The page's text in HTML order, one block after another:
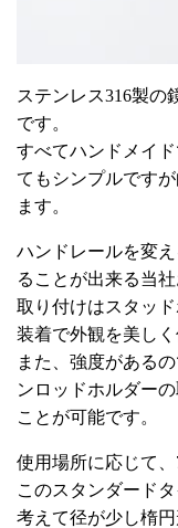
ステンレス316製の
です。
すべてハンドメイ
てもシンプルです
ます。
ハンドレールを変
ることが出来る当
取り付けはスタッ
装着で外観を美し
また、強度がある
ンロッドホルダー
ことが可能です。
使用場所に応じて
このスタンダード
考えて径が少し楕